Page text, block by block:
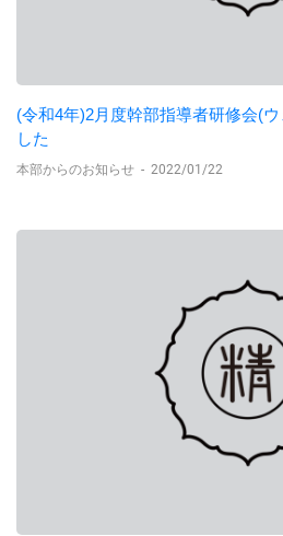
(令和4年)2月度幹部指導者研修会(
した
本部からのお知らせ - 2022/01/22